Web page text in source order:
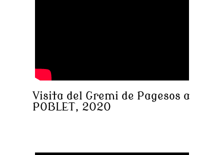
Visita del Gremi de Pagesos a
POBLET, 2020